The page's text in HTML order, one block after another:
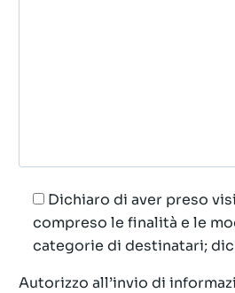
Dichiaro di aver preso
compreso le finalità e le
categorie di destinatari;
Autorizzo all’invio di